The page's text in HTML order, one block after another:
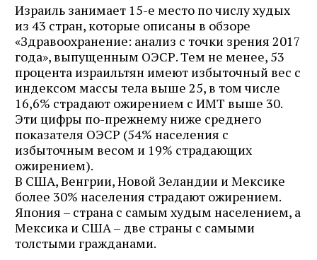
Израиль занимает 15-е место по числу худых
из 43 стран, которые описаны в обзоре
«Здравоохранение: анализ с точки зрения 2017
года», выпущенным ОЭСР. Тем не менее, 53
процента израильтян имеют избыточный вес с
индексом массы тела выше 25, в том числе
16,6% страдают ожирением с ИМТ выше 30.
Эти цифры по-прежнему ниже среднего
показателя ОЭСР (54% населения с
избыточным весом и 19% страдающих
ожирением).
В США, Венгрии, Новой Зеландии и Мексике
более 30% населения страдают ожирением.
Япония – страна с самым худым населением, а
Мексика и США – две страны с самыми
толстыми гражданами.